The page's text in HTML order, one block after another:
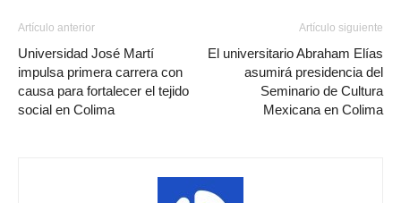
Artículo anterior
Universidad José Martí
impulsa primera carrera con
causa para fortalecer el tejido
social en Colima
Artículo siguiente
El universitario Abraham Elías
asumirá presidencia del
Seminario de Cultura
Mexicana en Colima